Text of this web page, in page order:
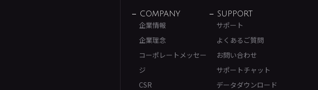
COMPANY
企業情報
企業理念
コーポレートメッセー
ジ
CSR
SUPPORT
サポート
よくあるご質問
お問い合わせ
サポートチャット
データダウンロード